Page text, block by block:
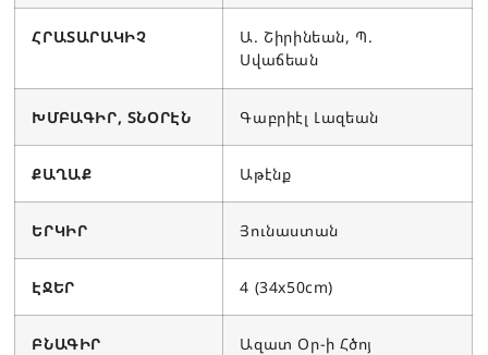
ՀՐԱՏԱՐԱԿԻՉ
Ա. Շիրինեան, Պ.
Սվաճեան
ԽՄԲԱԳԻՐ, ՏՆՕՐԷՆ Գաբրիէլ Լազեան
ՔԱՂԱՔ Աթէնք
ԵՐԿԻՐ Յունաստան
ԷՋԵՐ 4 (34x50cm)
ԲՆԱԳԻՐ Ազատ Օր-ի Հծոյ